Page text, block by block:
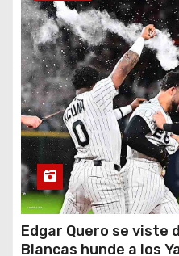
Edgar Quero se viste
Blancas hunde a los